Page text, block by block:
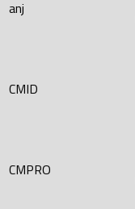
anj
CMID
CMPRO